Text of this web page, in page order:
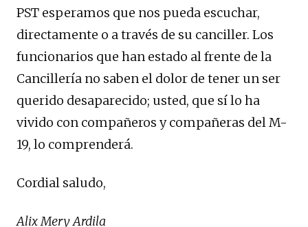
PST esperamos que nos pueda escuchar,
directamente o a través de su canciller. Los
funcionarios que han estado al frente de la
Cancillería no saben el dolor de tener un ser
querido desaparecido; usted, que sí lo ha
vivido con compañeros y compañeras del M-
19, lo comprenderá.
Cordial saludo,
Alix Mery Ardila